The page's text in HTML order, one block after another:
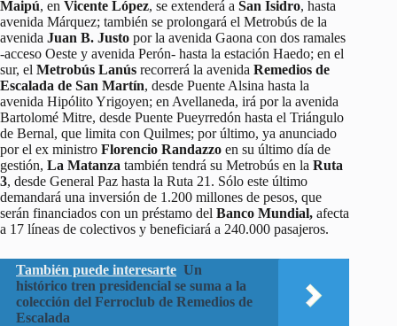
Maipú, en Vicente López, se extenderá a San Isidro, hasta
avenida Márquez; también se prolongará el Metrobús de la
avenida Juan B. Justo por la avenida Gaona con dos ramales
-acceso Oeste y avenida Perón- hasta la estación Haedo; en el
sur, el Metrobús Lanús recorrerá la avenida Remedios de
Escalada de San Martín, desde Puente Alsina hasta la
avenida Hipólito Yrigoyen; en Avellaneda, irá por la avenida
Bartolomé Mitre, desde Puente Pueyrredón hasta el Triángulo
de Bernal, que limita con Quilmes; por último, ya anunciado
por el ex ministro Florencio Randazzo en su último día de
gestión, La Matanza también tendrá su Metrobús en la Ruta
3, desde General Paz hasta la Ruta 21. Sólo este último
demandará una inversión de 1.200 millones de pesos, que
serán financiados con un préstamo del Banco Mundial, afecta
a 17 líneas de colectivos y beneficiará a 240.000 pasajeros.
También puede interesarte Un
histórico tren presidencial se suma a la
colección del Ferroclub de Remedios de
Escalada